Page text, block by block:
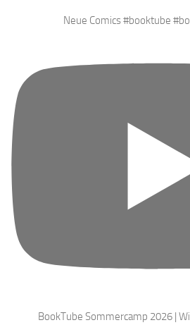
Neue Comics #booktube
BookTube Sommercamp 2026 |